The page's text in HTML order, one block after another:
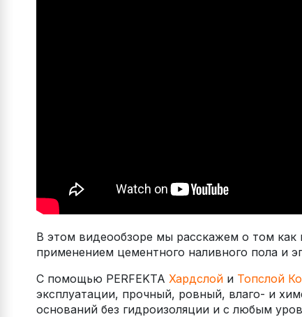
В этом видеообзоре мы расскажем о том
применением цементного наливного пола и
С помощью PERFEKTA Хардслой и Топслой
эксплуатации, прочный, ровный, влаго- и
оснований без гидроизоляции и с любым